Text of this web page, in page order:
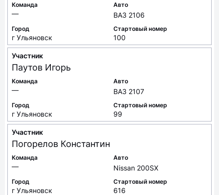
Команда
—
Авто
ВАЗ 2106
Город
г Ульяновск
Стартовый номер
100
Участник
Паутов Игорь
Команда
—
Авто
ВАЗ 2107
Город
г Ульяновск
Стартовый номер
99
Участник
Погорелов Константин
Команда
—
Авто
Nissan 200SX
Город
г Ульяновск
Стартовый номер
616